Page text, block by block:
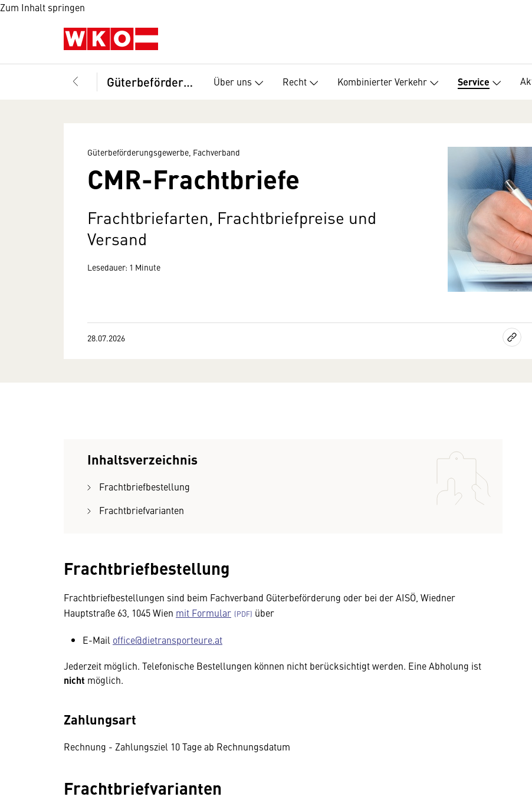
Zum Inhalt springen
Güterbeförderungsgewerbe, Fachverband Über uns Recht Kombinierter Verkehr Service
Güterbeförderungsgewerbe, Fachverband
CMR-Frachtbriefe
Frachtbriefarten, Frachtbriefpreise und
Versand
Lesedauer: 1 Minute
28.07.2026
Inhaltsverzeichnis
Frachtbriefbestellung
Frachtbriefvarianten
Frachtbriefbestellung
Frachtbriefbestellungen sind beim Fachverband Güterbeförderung oder bei der AISÖ, Wiedner
Hauptstraße 63, 1045 Wien mit Formular über
E-Mail office@dietransporteure.at
Jederzeit möglich. Telefonische Bestellungen können nicht berücksichtigt werden. Eine Abholung ist
nicht möglich.
Zahlungsart
Rechnung - Zahlungsziel 10 Tage ab Rechnungsdatum
Frachtbriefvarianten